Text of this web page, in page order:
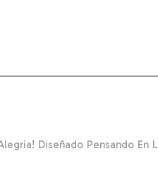
Diseñado Pensando En